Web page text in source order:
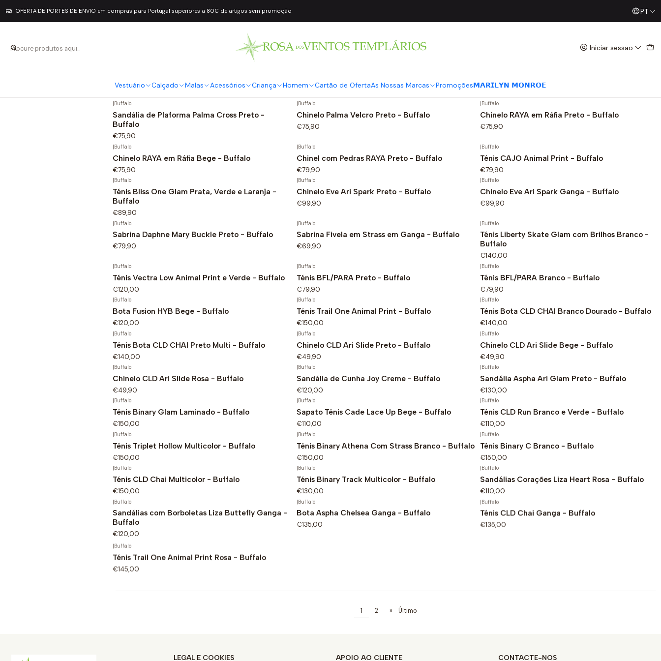
Iniciar sessão
Vestuário Calçado Malas Acessórios Criança Homem Cartão de OfertaAs Nossas Marcas Promoções𝗠𝗔𝗥𝗜𝗟𝗬𝗡 𝗠𝗢𝗡𝗥𝗢𝗘
OFERTA DE PORTES DE ENVIO em compras para Portugal superiores a 80€ de artigos sem promoção Já conhece os nossos Diretos? Todas as Segundas /PT
Buffalo
Buffalo
Buffalo
€75,90
Buffalo
Sandália de Plaforma Palma Cross Preto -
Buffalo
€75,90
Buffalo
Chinelo Palma Velcro Preto - Buffalo
€75,90
Buffalo
Chinelo RAYA em Ráfia Preto - Buffalo
€75,90
|Buffalo
Chinelo RAYA em Ráfia Bege - Buffalo
€75,90
|Buffalo
Chinel com Pedras RAYA Preto - Buffalo
€79,90
|Buffalo
Ténis CAJO Animal Print - Buffalo
€79,90
Buffalo
Ténis Bliss One Glam Prata, Verde e Laranja -
Buffalo
€89,90
Buffalo
Chinelo Eve Ari Spark Preto - Buffalo
€99,90
Buffalo
Chinelo Eve Ari Spark Ganga - Buffalo
€99,90
|Buffalo
Sabrina Daphne Mary Buckle Preto - Buffalo
€79,90
|Buffalo
Sabrina Fivela em Strass em Ganga - Buffalo
€69,90
|Buffalo
Ténis Liberty Skate Glam com Brilhos Branco -
Buffalo
€140,00
|Buffalo
Ténis Vectra Low Animal Print e Verde - Buffalo
€120,00
|Buffalo
Ténis BFL/PARA Preto - Buffalo
€79,90
|Buffalo
Ténis BFL/PARA Branco - Buffalo
€79,90
Buffalo
Bota Fusion HYB Bege - Buffalo
€120,00
Buffalo
Ténis Trail One Animal Print - Buffalo
€150,00
Buffalo
Ténis Bota CLD CHAI Branco Dourado - Buffalo
€140,00
|Buffalo
Ténis Bota CLD CHAI Preto Multi - Buffalo
€140,00
|Buffalo
Chinelo CLD Ari Slide Preto - Buffalo
€49,90
|Buffalo
Chinelo CLD Ari Slide Bege - Buffalo
€49,90
|Buffalo
Chinelo CLD Ari Slide Rosa - Buffalo
€49,90
|Buffalo
Sandália de Cunha Joy Creme - Buffalo
€120,00
|Buffalo
Sandália Aspha Ari Glam Preto - Buffalo
€130,00
Buffalo
Ténis Binary Glam Laminado - Buffalo
€150,00
Buffalo
Sapato Ténis Cade Lace Up Bege - Buffalo
€110,00
Buffalo
Ténis CLD Run Branco e Verde - Buffalo
€110,00
|Buffalo
Ténis Triplet Hollow Multicolor - Buffalo
€150,00
|Buffalo
Ténis Binary Athena Com Strass Branco - Buffalo
€150,00
|Buffalo
Ténis Binary C Branco - Buffalo
€150,00
Buffalo
Ténis CLD Chai Multicolor - Buffalo
€150,00
Buffalo
Ténis Binary Track Multicolor - Buffalo
€130,00
Buffalo
Sandálias Corações Liza Heart Rosa - Buffalo
€110,00
|Buffalo
Sandálias com Borboletas Liza Buttefly Ganga -
Buffalo
€120,00
|Buffalo
Bota Aspha Chelsea Ganga - Buffalo
€135,00
|Buffalo
Ténis CLD Chai Ganga - Buffalo
€135,00
|Buffalo
Ténis Trail One Animal Print Rosa - Buffalo
€145,00
1 2 » Último
LEGAL E COOKIES APOIO AO CLIENTE CONTACTE-NOS